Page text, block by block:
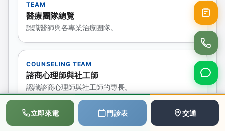
立即來電 門診表 交通
TEAM
醫療團隊總覽
認識醫師與各專業治療團隊。
COUNSELING TEAM
諮商心理師與社工師
認識諮商心理師與社工師的專長。
SOMATIC EXPERIENCING
📞 💬 📅